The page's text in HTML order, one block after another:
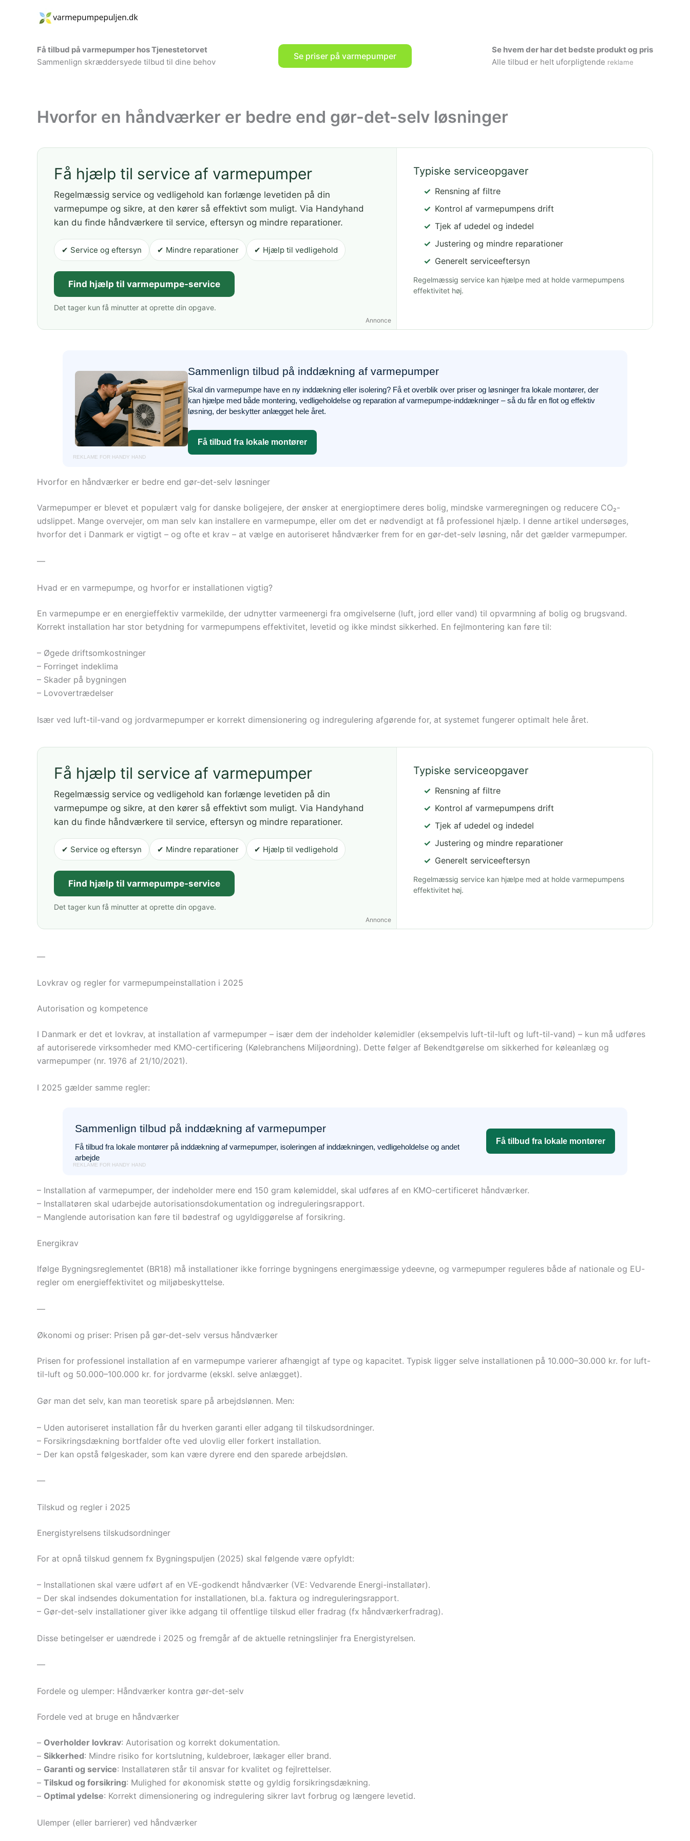
Få tilbud på varmepumper hos Tjenestetorvet
Sammenlign skræddersyede tilbud til dine behov
Se priser på varmepumper
Se hvem der har det bedste produkt og pris
Alle tilbud er helt uforpligtende reklame
Hvorfor en håndværker er bedre end gør-det-selv løsninger
Annonce
Få hjælp til service af varmepumper
Regelmæssig service og vedligehold kan forlænge levetiden på din
varmepumpe og sikre, at den kører så effektivt som muligt. Via Handyhand
kan du finde håndværkere til service, eftersyn og mindre reparationer.
✔ Service og eftersyn ✔ Mindre reparationer ✔ Hjælp til vedligehold
Find hjælp til varmepumpe-service
Det tager kun få minutter at oprette din opgave.
Typiske serviceopgaver
Rensning af filtre
Kontrol af varmepumpens drift
Tjek af udedel og indedel
Justering og mindre reparationer
Generelt serviceeftersyn
Regelmæssig service kan hjælpe med at holde varmepumpens
effektivitet høj.
REKLAME FOR HANDY HAND
Sammenlign tilbud på inddækning af varmepumper
Skal din varmepumpe have en ny inddækning eller isolering? Få et overblik over priser og løsninger fra lokale montører, der
kan hjælpe med både montering, vedligeholdelse og reparation af varmepumpe-inddækninger – så du får en flot og effektiv
løsning, der beskytter anlægget hele året.
Få tilbud fra lokale montører
Hvorfor en håndværker er bedre end gør-det-selv løsninger
Varmepumper er blevet et populært valg for danske boligejere, der ønsker at energioptimere deres bolig, mindske varmeregningen og reducere CO₂-
udslippet. Mange overvejer, om man selv kan installere en varmepumpe, eller om det er nødvendigt at få professionel hjælp. I denne artikel undersøges,
hvorfor det i Danmark er vigtigt – og ofte et krav – at vælge en autoriseret håndværker frem for en gør-det-selv løsning, når det gælder varmepumper.
—
Hvad er en varmepumpe, og hvorfor er installationen vigtig?
En varmepumpe er en energieffektiv varmekilde, der udnytter varmeenergi fra omgivelserne (luft, jord eller vand) til opvarmning af bolig og brugsvand.
Korrekt installation har stor betydning for varmepumpens effektivitet, levetid og ikke mindst sikkerhed. En fejlmontering kan føre til:
– Øgede driftsomkostninger
– Forringet indeklima
– Skader på bygningen
– Lovovertrædelser
Især ved luft-til-vand og jordvarmepumper er korrekt dimensionering og indregulering afgørende for, at systemet fungerer optimalt hele året.
Annonce
Få hjælp til service af varmepumper
Regelmæssig service og vedligehold kan forlænge levetiden på din
varmepumpe og sikre, at den kører så effektivt som muligt. Via Handyhand
kan du finde håndværkere til service, eftersyn og mindre reparationer.
✔ Service og eftersyn ✔ Mindre reparationer ✔ Hjælp til vedligehold
Find hjælp til varmepumpe-service
Det tager kun få minutter at oprette din opgave.
Typiske serviceopgaver
Rensning af filtre
Kontrol af varmepumpens drift
Tjek af udedel og indedel
Justering og mindre reparationer
Generelt serviceeftersyn
Regelmæssig service kan hjælpe med at holde varmepumpens
effektivitet høj.
—
Lovkrav og regler for varmepumpeinstallation i 2025
Autorisation og kompetence
I Danmark er det et lovkrav, at installation af varmepumper – især dem der indeholder kølemidler (eksempelvis luft-til-luft og luft-til-vand) – kun må udføres
af autoriserede virksomheder med KMO-certificering (Kølebranchens Miljøordning). Dette følger af Bekendtgørelse om sikkerhed for køleanlæg og
varmepumper (nr. 1976 af 21/10/2021).
I 2025 gælder samme regler:
REKLAME FOR HANDY HAND
Sammenlign tilbud på inddækning af varmepumper
Få tilbud fra lokale montører på inddækning af varmepumper, isoleringen af inddækningen, vedligeholdelse og andet
arbejde
Få tilbud fra lokale montører
– Installation af varmepumper, der indeholder mere end 150 gram kølemiddel, skal udføres af en KMO-certificeret håndværker.
– Installatøren skal udarbejde autorisationsdokumentation og indreguleringsrapport.
– Manglende autorisation kan føre til bødestraf og ugyldiggørelse af forsikring.
Energikrav
Ifølge Bygningsreglementet (BR18) må installationer ikke forringe bygningens energimæssige ydeevne, og varmepumper reguleres både af nationale og EU-
regler om energieffektivitet og miljøbeskyttelse.
—
Økonomi og priser: Prisen på gør-det-selv versus håndværker
Prisen for professionel installation af en varmepumpe varierer afhængigt af type og kapacitet. Typisk ligger selve installationen på 10.000–30.000 kr. for luft-
til-luft og 50.000–100.000 kr. for jordvarme (ekskl. selve anlægget).
Gør man det selv, kan man teoretisk spare på arbejdslønnen. Men:
– Uden autoriseret installation får du hverken garanti eller adgang til tilskudsordninger.
– Forsikringsdækning bortfalder ofte ved ulovlig eller forkert installation.
– Der kan opstå følgeskader, som kan være dyrere end den sparede arbejdsløn.
—
Tilskud og regler i 2025
Energistyrelsens tilskudsordninger
For at opnå tilskud gennem fx Bygningspuljen (2025) skal følgende være opfyldt:
– Installationen skal være udført af en VE-godkendt håndværker (VE: Vedvarende Energi-installatør).
– Der skal indsendes dokumentation for installationen, bl.a. faktura og indreguleringsrapport.
– Gør-det-selv installationer giver ikke adgang til offentlige tilskud eller fradrag (fx håndværkerfradrag).
Disse betingelser er uændrede i 2025 og fremgår af de aktuelle retningslinjer fra Energistyrelsen.
—
Fordele og ulemper: Håndværker kontra gør-det-selv
Fordele ved at bruge en håndværker
– Overholder lovkrav: Autorisation og korrekt dokumentation.
– Sikkerhed: Mindre risiko for kortslutning, kuldebroer, lækager eller brand.
– Garanti og service: Installatøren står til ansvar for kvalitet og fejlrettelser.
– Tilskud og forsikring: Mulighed for økonomisk støtte og gyldig forsikringsdækning.
– Optimal ydelse: Korrekt dimensionering og indregulering sikrer lavt forbrug og længere levetid.
Ulemper (eller barrierer) ved håndværker